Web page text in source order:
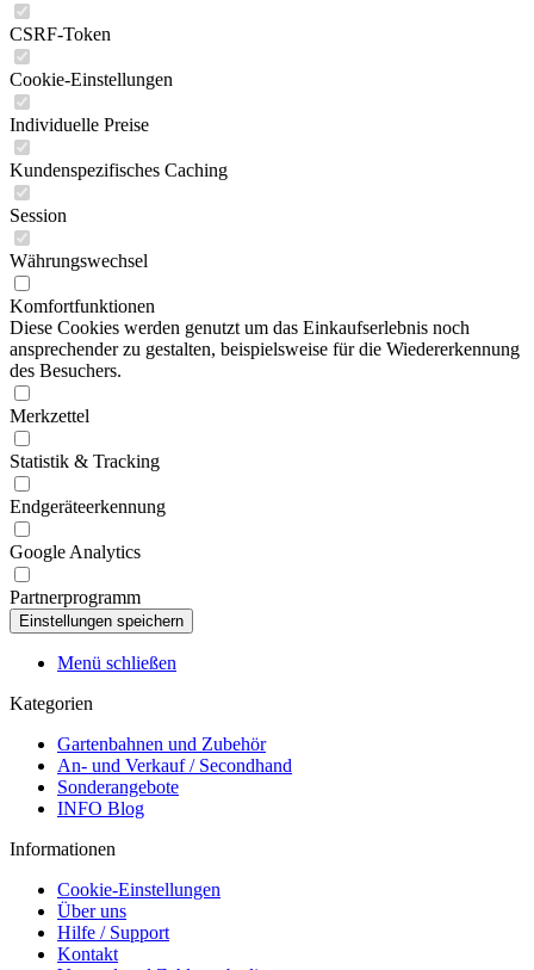
CSRF-Token
Cookie-Einstellungen
Individuelle Preise
Kundenspezifisches Caching
Session
Währungswechsel
Komfortfunktionen
Diese Cookies werden genutzt um das Einkaufserlebnis noch
ansprechender zu gestalten, beispielsweise für die Wiedererkennung
des Besuchers.
Merkzettel
Statistik & Tracking
Endgeräteerkennung
Google Analytics
Partnerprogramm
Menü schließen
Kategorien
Gartenbahnen und Zubehör
An- und Verkauf / Secondhand
Sonderangebote
INFO Blog
Informationen
Cookie-Einstellungen
Über uns
Hilfe / Support
Kontakt